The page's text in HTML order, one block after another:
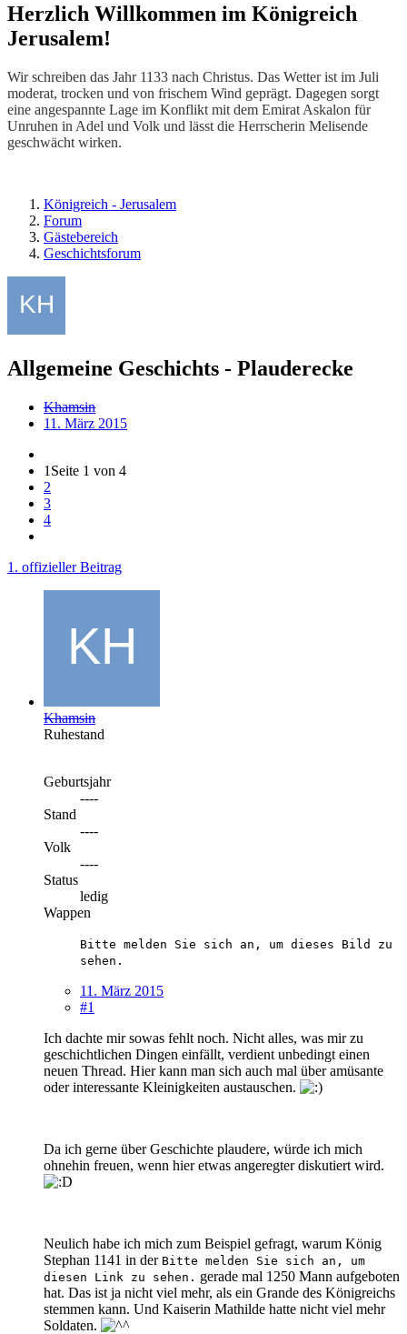
Herzlich Willkommen im Königreich
Jerusalem!
Wir schreiben das Jahr 1133 nach Christus. Das Wetter ist im Juli
moderat, trocken und von frischem Wind geprägt. Dagegen sorgt
eine angespannte Lage im Konflikt mit dem Emirat Askalon für
Unruhen in Adel und Volk und lässt die Herrscherin Melisende
geschwächt wirken.
Königreich - Jerusalem
Forum
Gästebereich
Geschichtsforum
Allgemeine Geschichts - Plauderecke
Khamsin
11. März 2015
1 Seite 1 von 4
2
3
4
1. offizieller Beitrag
Khamsin
Ruhestand
Geburtsjahr
----
Stand
----
Volk
----
Status
ledig
Wappen
Bitte melden Sie sich an, um dieses Bild zu
sehen.
11. März 2015
#1
Ich dachte mir sowas fehlt noch. Nicht alles, was mir zu
geschichtlichen Dingen einfällt, verdient unbedingt einen
neuen Thread. Hier kann man sich auch mal über amüsante
oder interessante Kleinigkeiten austauschen.
Da ich gerne über Geschichte plaudere, würde ich mich
ohnehin freuen, wenn hier etwas angeregter diskutiert wird.
Neulich habe ich mich zum Beispiel gefragt, warum König
Stephan 1141 in der Bitte melden Sie sich an, um
diesen Link zu sehen. gerade mal 1250 Mann aufgeboten
hat. Das ist ja nicht viel mehr, als ein Grande des Königreichs
stemmen kann. Und Kaiserin Mathilde hatte nicht viel mehr
Soldaten.